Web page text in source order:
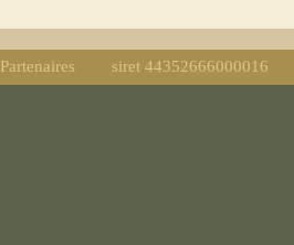
Partenaires siret 44352666000016